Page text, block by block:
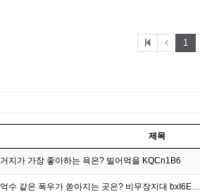
1
제목
거지가 가장 좋아하는 욕은? 빌어먹을 KQCn1B6
억수 같은 폭우가 쏟아지는 곳은? 비무장지대 bxI6E…